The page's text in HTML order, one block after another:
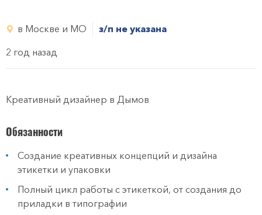
в Москве и МО
з/п не указана
2 год назад
Креативный дизайнер в Дымов
Обязанности
Создание креативных концепций и дизайна
этикетки и упаковки
Полный цикл работы с этикеткой, от создания до
приладки в типографии